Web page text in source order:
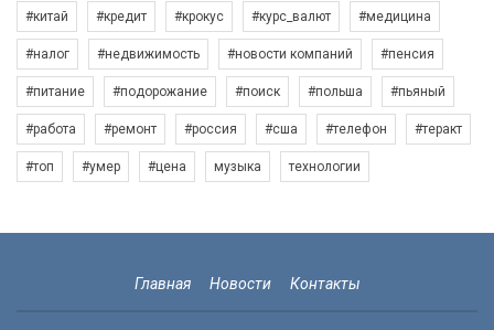
#китай #кредит #крокус #курс_валют #медицина
#налог #недвижимость #новости компаний #пенсия
#питание #подорожание #поиск #польша #пьяный
#работа #ремонт #россия #сша #телефон #теракт
#топ #умер #цена музыка технологии
Главная Новости Контакты